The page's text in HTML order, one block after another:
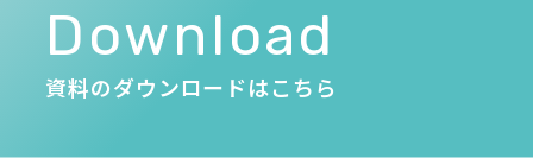
Download
資料のダウンロードはこちら